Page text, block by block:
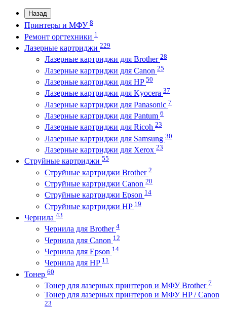
Назад
Принтеры и МФУ 8
Ремонт оргтехники 1
Лазерные картриджи 229
Лазерные картриджи для Brother 28
Лазерные картриджи для Canon 25
Лазерные картриджи для HP 50
Лазерные картриджи для Kyocera 37
Лазерные картриджи для Panasonic 7
Лазерные картриджи для Pantum 6
Лазерные картриджи для Ricoh 23
Лазерные картриджи для Samsung 30
Лазерные картриджи для Xerox 23
Струйные картриджи 55
Струйные картриджи Brother 2
Струйные картриджи Canon 20
Струйные картриджи Epson 14
Струйные картриджи HP 19
Чернила 43
Чернила для Brother 4
Чернила для Canon 12
Чернила для Epson 14
Чернила для HP 11
Тонер 60
Тонер для лазерных принтеров и МФУ Brother 7
Тонер для лазерных принтеров и МФУ HP / Canon
23